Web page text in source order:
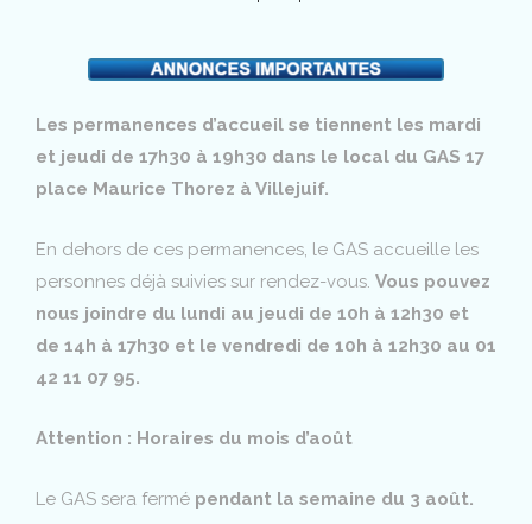
commentaires
Les permanences d’accueil se tiennent les mardi
et jeudi de 17h30 à 19h30 dans le local du GAS 17
place Maurice Thorez à Villejuif.
En dehors de ces permanences, le GAS accueille les
personnes déjà suivies sur rendez-vous. Vous pouvez
nous joindre du lundi au jeudi de 10h à 12h30 et
de 14h à 17h30 et le vendredi de 10h à 12h30 au 01
42 11 07 95.
Attention : Horaires du mois d’août
Le GAS sera fermé pendant la semaine du 3 août.